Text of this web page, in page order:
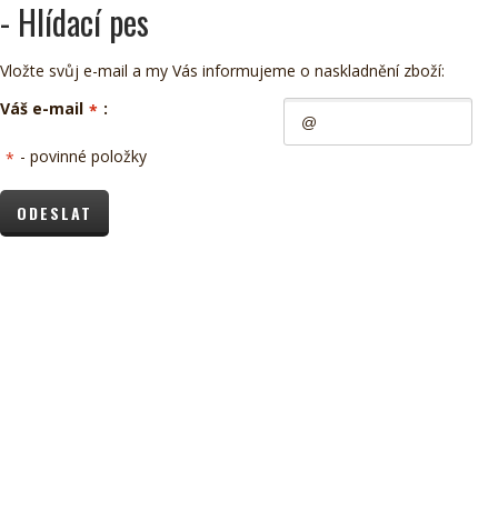
- Hlídací pes
Vložte svůj e-mail a my Vás informujeme o naskladnění zboží:
Váš e-mail * :
* - povinné položky